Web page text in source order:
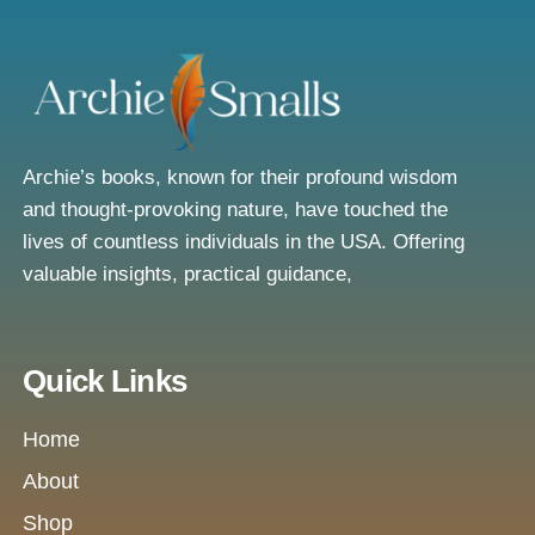
Archie’s books, known for their profound wisdom
and thought-provoking nature, have touched the
lives of countless individuals in the USA. Offering
valuable insights, practical guidance,
Quick Links
Home
About
Shop